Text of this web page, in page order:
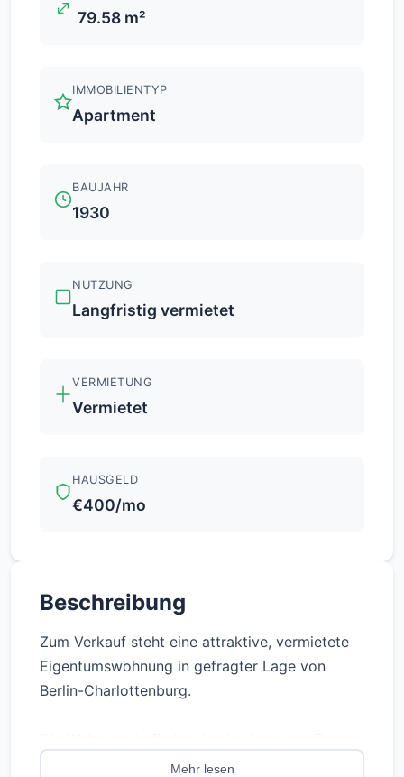
79.58 m²
IMMOBILIENTYP
Apartment
BAUJAHR
1930
NUTZUNG
Langfristig vermietet
VERMIETUNG
Vermietet
HAUSGELD
€400/mo
Beschreibung
Zum Verkauf steht eine attraktive, vermietete
Eigentumswohnung in gefragter Lage von
Berlin-Charlottenburg.
Wohngebäude aus dem Jahr 1930 und bietet
Mehr lesen